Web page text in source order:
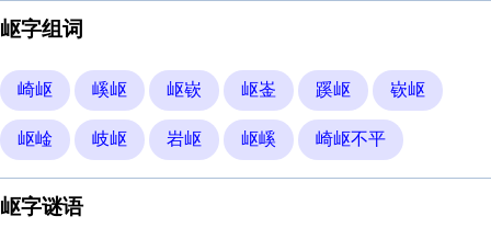
岖字组词
崎岖 嵠岖 岖嵚 岖崟 蹊岖 嵚岖
岖崯 岐岖 岩岖 岖嵠 崎岖不平
岖字谜语